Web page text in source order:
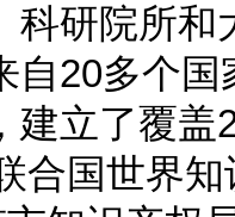
科研院所
自20多个
建立了覆
合国世界